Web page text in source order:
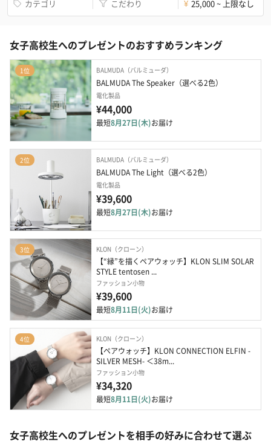
カテゴリ こだわり ¥ 25,000 ~ 上限なし
女子高校生へのプレゼントのおすすめランキング
1位 BALMUDA（バルミューダ）
BALMUDA The Speaker（選べる2色）
電化製品
¥44,000
最短8月27日(木)お届け
2位 BALMUDA（バルミューダ）
BALMUDA The Light（選べる2色）
電化製品
¥39,600
最短8月27日(木)お届け
3位 KLON（クローン）
【“縁”を描くペアウォッチ】KLON SLIM SOLAR
STYLE tentosen ...
ファッション小物
¥39,600
最短8月11日(火)お届け
4位 KLON（クローン）
【ペアウォッチ】KLON CONNECTION ELFIN -
SILVER MESH- ＜38m...
ファッション小物
¥34,320
最短8月11日(火)お届け
女子高校生へのプレゼントを相手の好みに合わせて選ぶ